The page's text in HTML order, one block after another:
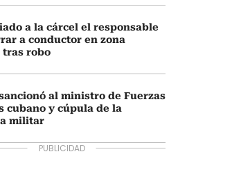
a la cárcel el responsable
a conductor en zona
tras robo
al ministro de Fuerzas
cubano y cúpula de la
militar